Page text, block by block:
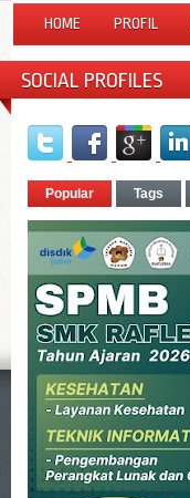
HOME PROFIL
SOCIAL PROFILES
Popular Tags